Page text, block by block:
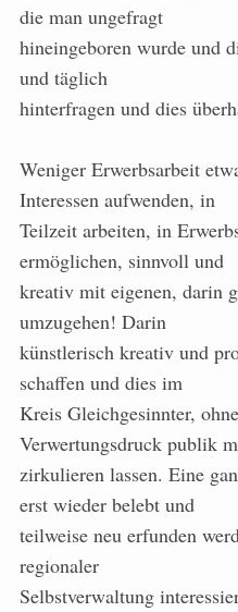
die man ungefragt
hineingeboren wurde und
und täglich
hinterfragen und dies
Weniger Erwerbsarbeit
Interessen aufwenden, in
Teilzeit arbeiten, in
ermöglichen, sinnvoll und
kreativ mit eigenen, darin
umzugehen! Darin
künstlerisch kreativ und
schaffen und dies im
Kreis Gleichgesinnter,
Verwertungsdruck publik
zirkulieren lassen. Eine
erst wieder belebt und
teilweise neu erfunden
regionaler
Selbstverwaltung